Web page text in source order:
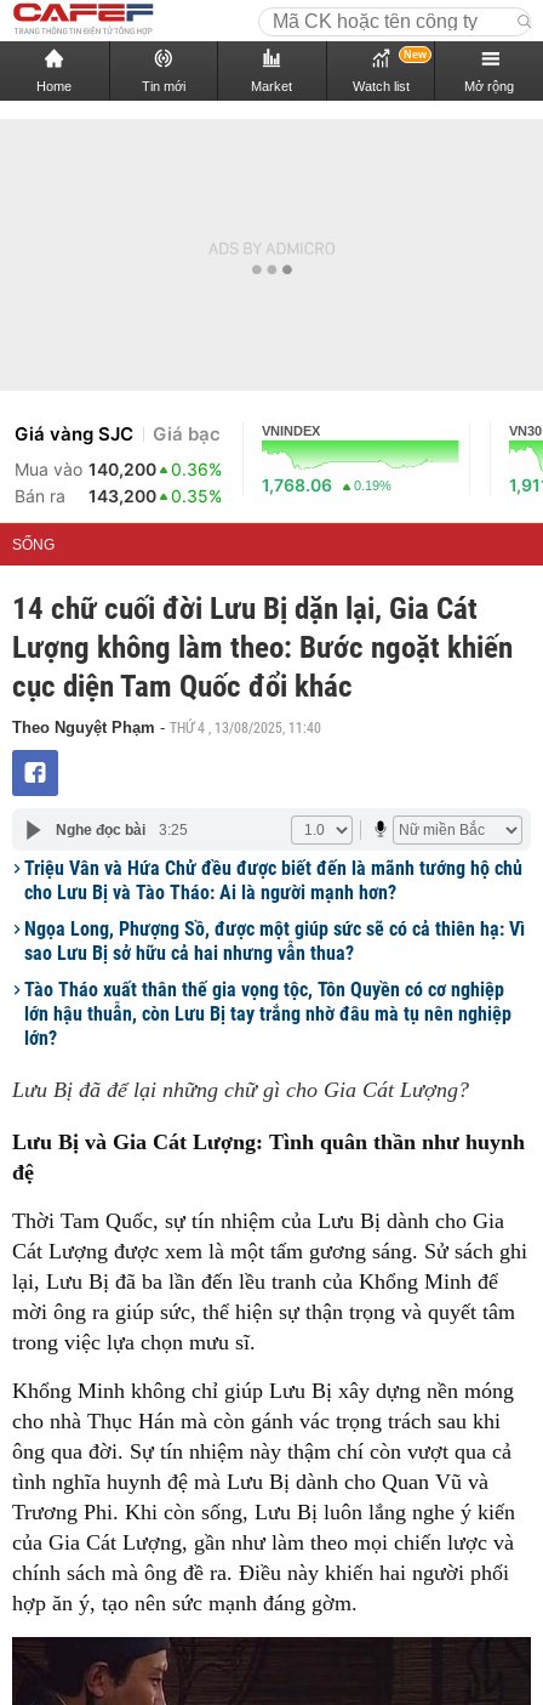
Home Tin mới Market Watch list
New
Mở rộng
Giá vàng SJC Giá bạc
Mua vào 140,200
0.36%
Bán ra
143,200 0.35%
VNINDEX
1,768.06 0.19%
VN30
SỐNG
14 chữ cuối đời Lưu Bị dặn lại, Gia Cát
Lượng không làm theo: Bước ngoặt khiến
cục diện Tam Quốc đổi khác
Theo Nguyệt Phạm - THỨ 4 , 13/08/2025, 11:40
Nghe đọc bài 3:25
Triệu Vân và Hứa Chử đều được biết đến là mãnh tướng hộ chủ
cho Lưu Bị và Tào Tháo: Ai là người mạnh hơn?
Ngọa Long, Phượng Sồ, được một giúp sức sẽ có cả thiên hạ: Vì
sao Lưu Bị sở hữu cả hai nhưng vẫn thua?
Tào Tháo xuất thân thế gia vọng tộc, Tôn Quyền có cơ nghiệp
lớn hậu thuẫn, còn Lưu Bị tay trắng nhờ đâu mà tụ nên nghiệp
lớn?
Lưu Bị đã để lại những chữ gì cho Gia Cát Lượng?
Lưu Bị và Gia Cát Lượng: Tình quân thần như huynh
đệ
Thời Tam Quốc, sự tín nhiệm của Lưu Bị dành cho Gia
Cát Lượng được xem là một tấm gương sáng. Sử sách ghi
lại, Lưu Bị đã ba lần đến lều tranh của Khổng Minh để
mời ông ra giúp sức, thể hiện sự thận trọng và quyết tâm
trong việc lựa chọn mưu sĩ.
Khổng Minh không chỉ giúp Lưu Bị xây dựng nền móng
cho nhà Thục Hán mà còn gánh vác trọng trách sau khi
ông qua đời. Sự tín nhiệm này thậm chí còn vượt qua cả
tình nghĩa huynh đệ mà Lưu Bị dành cho Quan Vũ và
Trương Phi. Khi còn sống, Lưu Bị luôn lắng nghe ý kiến
của Gia Cát Lượng, gần như làm theo mọi chiến lược và
chính sách mà ông đề ra. Điều này khiến hai người phối
hợp ăn ý, tạo nên sức mạnh đáng gờm.